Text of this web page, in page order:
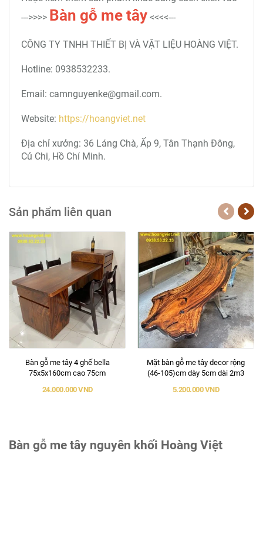
--->>>> Bàn gỗ me tây <<<<---
CÔNG TY TNHH THIẾT BỊ VÀ VẬT LIỆU HOÀNG VIỆT.
Hotline: 0938532233.
Email: camnguyenke@gmail.com.
Website: https://hoangviet.net
Địa chỉ xưởng: 36 Láng Chà, Ấp 9, Tân Thạnh Đông,
Củ Chi, Hồ Chí Minh.
Sản phẩm liên quan
Bàn gỗ me tây 4 ghế bella
75x5x160cm cao 75cm
24.000.000 VND
Mặt bàn gỗ me tây decor rộng
(46-105)cm dày 5cm dài 2m3
5.200.000 VND
Bàn gỗ me tây nguyên khối Hoàng Việt